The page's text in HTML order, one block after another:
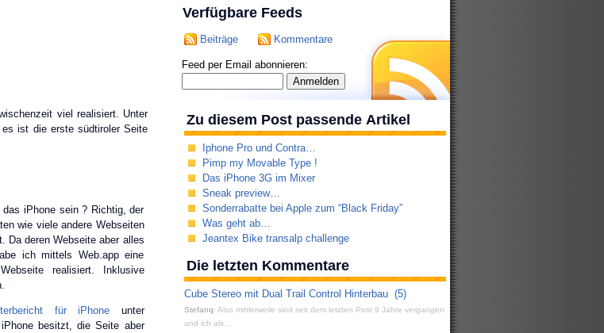
viel realisiert. Unter
ist die erste südtiroler Seite
iPhone sein ? Richtig, der
wie viele andere Webseiten
Da deren Webseite aber alles
ich mittels Web.app eine
realisiert. Inklusive
für iPhone unter
besitzt, die Seite aber
Verfügbare Feeds
Beiträge Kommentare
Feed per Email abonnieren:
Zu diesem Post passende Artikel
Iphone Pro und Contra…
Pimp my Movable Type !
Das iPhone 3G im Mixer
Sneak preview…
Sonderrabatte bei Apple zum “Black Friday”
Was geht ab…
Jeantex Bike transalp challenge
Die letzten Kommentare
Cube Stereo mit Dual Trail Control Hinterbau (5)
Stefanq: Also mittlerweile sind seit dem letzten Post 9 Jahre vergangen
und ich als...